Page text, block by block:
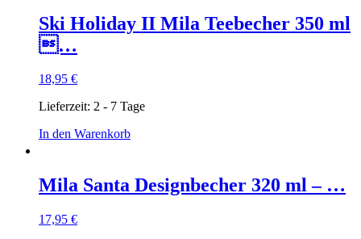
Ski Holiday II Mila Teebecher 350 ml
…
18,95 €
Lieferzeit: 2 - 7 Tage
In den Warenkorb
Mila Santa Designbecher 320 ml – …
17,95 €